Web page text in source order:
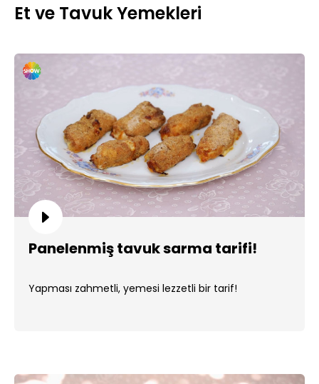
Et ve Tavuk Yemekleri
Panelenmiş tavuk sarma tarifi!
Yapması zahmetli, yemesi lezzetli bir tarif!